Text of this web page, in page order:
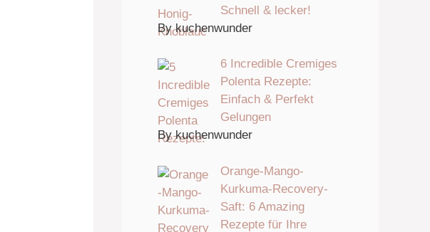
Schnell & lecker!
By kuchenwunder
6 Incredible Cremiges
Polenta Rezepte:
Einfach & Perfekt
Gelungen
By kuchenwunder
Orange-Mango-
Kurkuma-Recovery-
Saft: 6 Amazing
Rezepte für Ihre